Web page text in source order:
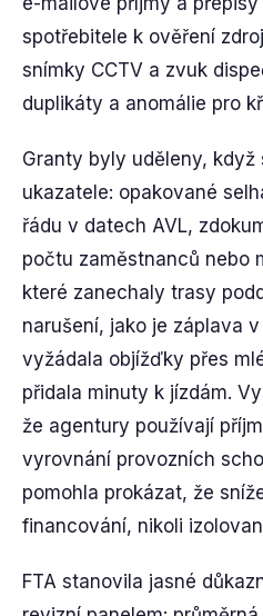
spotřebitele k ověření
snímky CCTV a zvuk
duplikáty a anomálie pro
Granty byly uděleny,
ukazatele: opakované
řádu v datech AVL,
počtu zaměstnanců nebo
které zanechaly trasy
narušení, jako je záplava
vyžádala objížďky přes
přidala minuty k jízdám.
že agentury používají
vyrovnání provozních
pomohla prokázat, že
financování, nikoli
FTA stanovila jasné